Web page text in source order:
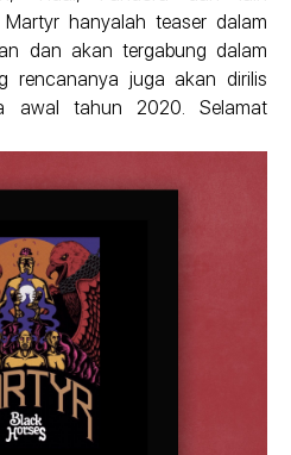
hanyalah teaser dalam
dan akan tergabung dalam
rencananya juga akan dirilis
awal tahun 2020. Selamat